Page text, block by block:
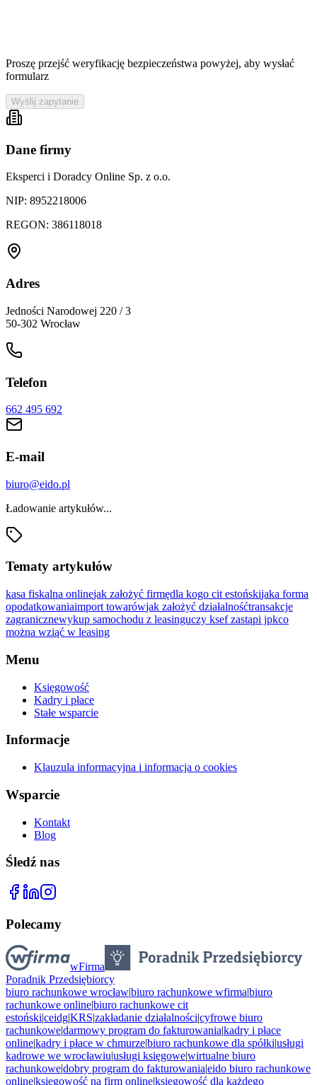
Proszę przejść weryfikację bezpieczeństwa powyżej, aby wysłać
formularz
Wyślij zapytanie
Dane firmy
Eksperci i Doradcy Online Sp. z o.o.
NIP: 8952218006
REGON: 386118018
Adres
Jedności Narodowej 220 / 3
50-302 Wrocław
Telefon
662 495 692
E-mail
biuro@eido.pl
Ładowanie artykułów...
Tematy artykułów
kasa fiskalna onlinejak założyć firmędla kogo cit estońskijaka forma
opodatkowaniaimport towarówjak założyć działalnośćtransakcje
zagranicznewykup samochodu z leasinguczy ksef zastąpi jpkco
można wziąć w leasing
Menu
Księgowość
Kadry i płace
Stałe wsparcie
Informacje
Klauzula informacyjna i informacja o cookies
Wsparcie
Kontakt
Blog
Śledź nas
Polecamy
wFirma
Poradnik Przedsiębiorcy
biuro rachunkowe wrocław|biuro rachunkowe wfirma|biuro
rachunkowe online|biuro rachunkowe cit
estoński|ceidg|KRS|zakładanie działalności|cyfrowe biuro
rachunkowe|darmowy program do fakturowania|kadry i płace
online|kadry i płace w chmurze|biuro rachunkowe dla spółki|usługi
kadrowe we wrocławiu|usługi księgowe|wirtualne biuro
rachunkowe|dobry program do fakturowania|eido biuro rachunkowe
online|księgowość na firm online|księgowość dla każdego